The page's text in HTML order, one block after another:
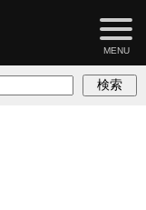
検索